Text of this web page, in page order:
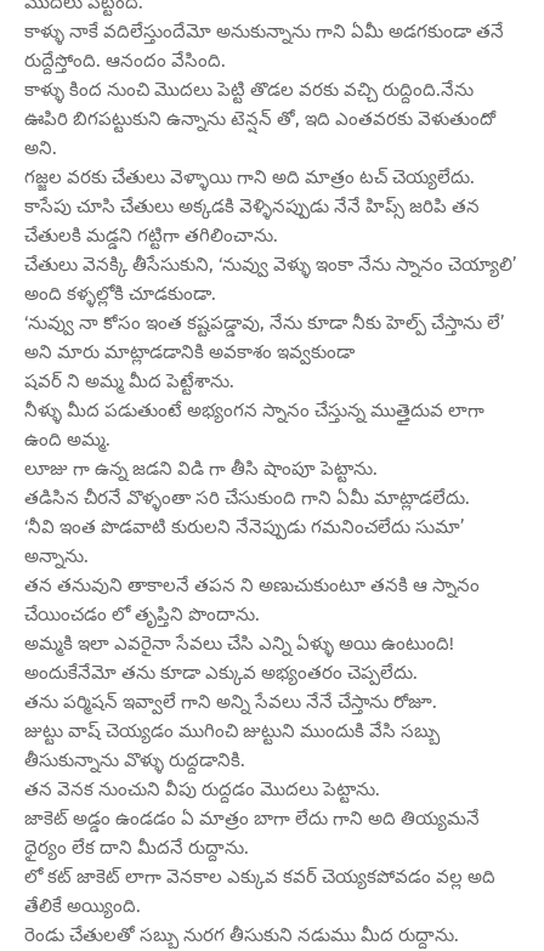
కాళ్ళు నాకే వదిలేస్తుందేమో అనుకున్నాను గాని ఏమీ అడగకుండా తనే
రుద్దేస్తోంది. ఆనందం వేసింది.
కాళ్ళు కింద నుంచి మొదలు పెట్టి తొడల వరకు వచ్చి రుద్దింది.నేను
ఊపిరి బిగపట్టుకుని ఉన్నాను టెన్షన్ తో, ఇది ఎంతవరకు వెళుతుందో
అని.
గజ్జల వరకు చేతులు వెళ్ళాయి గాని అది మాత్రం టచ్ చెయ్యలేదు.
కాసేపు చూసి చేతులు అక్కడకి వెళ్ళినప్పుడు నేనే హిప్స్ జరిపి తన
చేతులకి మడ్డని గట్టిగా తగిలించాను.
చేతులు వెనక్కి తీసేసుకుని, ‘నువ్వు వెళ్ళు ఇంకా నేను స్నానం చెయ్యాలి’
అంది కళ్ళల్లోకి చూడకుండా.
‘నువ్వు నా కోసం ఇంత కష్టపడ్డావు, నేను కూడా నీకు హెల్ప్ చేస్తాను లే’
అని మారు మాట్లాడడానికి అవకాశం ఇవ్వకుండా
షవర్ ని అమ్మ మీద పెట్టేశాను.
నీళ్ళు మీద పడుతుంటే అభ్యంగన స్నానం చేస్తున్న ముత్తైదువ లాగా
ఉంది అమ్మ.
లూజు గా ఉన్న జడని విడి గా తీసి షాంపూ పెట్టాను.
తడిసిన చీరనే వొళ్ళంతా సరి చేసుకుంది గాని ఏమీ మాట్లాడలేదు.
‘నీవి ఇంత పొడవాటి కురులని నేనెప్పుడు గమనించలేదు సుమా’
అన్నాను.
తన తనువుని తాకాలనే తపన ని అణుచుకుంటూ తనకి ఆ స్నానం
చేయించడం లో తృప్తిని పొందాను.
అమ్మకి ఇలా ఎవరైనా సేవలు చేసి ఎన్ని ఏళ్ళు అయి ఉంటుంది!
అందుకేనేమో తను కూడా ఎక్కువ అభ్యంతరం చెప్పలేదు.
తను పర్మిషన్ ఇవ్వాలే గాని అన్ని సేవలు నేనే చేస్తాను రోజూ.
జుట్టు వాష్ చెయ్యడం ముగించి జుట్టుని ముందుకి వేసి సబ్బు
తీసుకున్నాను వొళ్ళు రుద్దడానికి.
తన వెనక నుంచుని వీపు రుద్దడం మొదలు పెట్టాను.
జాకెట్ అడ్డం ఉండడం ఏ మాత్రం బాగా లేదు గాని అది తియ్యమనే
ధైర్యం లేక దాని మీదనే రుద్దాను.
లో కట్ జాకెట్ లాగా వెనకాల ఎక్కువ కవర్ చెయ్యకపోవడం వల్ల అది
తేలికే అయ్యింది.
రెండు చేతులతో సబ్బు నురగ తీసుకుని నడుము మీద రుద్దాను.